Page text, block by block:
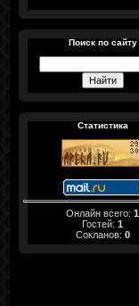
Поиск по сайту
Статистика
Онлайн всего: 1
Гостей: 1
Сокланов: 0